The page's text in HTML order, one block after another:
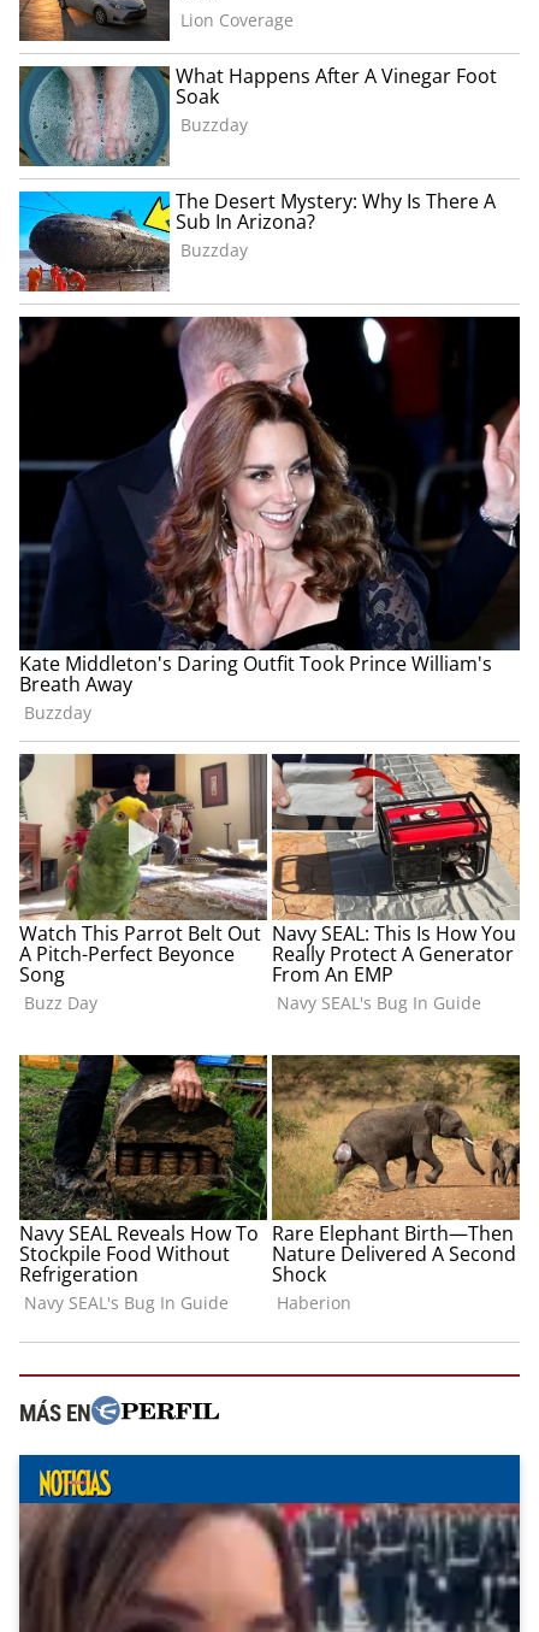
MÁS EN